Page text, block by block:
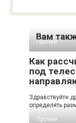
Вам
Прочее
Как
под
Здравствуйте
определять
Прочее